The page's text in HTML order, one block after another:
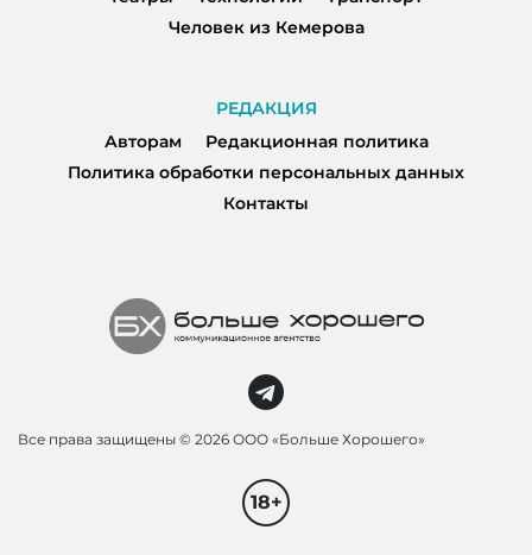
Человек из Кемерова
РЕДАКЦИЯ
Авторам
Редакционная политика
Политика обработки персональных данных
Контакты
Все права защищены © 2026 ООО «Больше Хорошего»
18+